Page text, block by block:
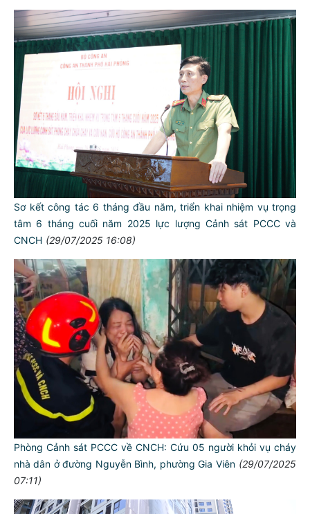
Sơ kết công tác 6 tháng đầu năm, triển khai nhiệm vụ trọng
tâm 6 tháng cuối năm 2025 lực lượng Cảnh sát PCCC và
CNCH (29/07/2025 16:08)
Phòng Cảnh sát PCCC về CNCH: Cứu 05 người khỏi vụ cháy
nhà dân ở đường Nguyễn Bình, phường Gia Viên (29/07/2025
07:11)